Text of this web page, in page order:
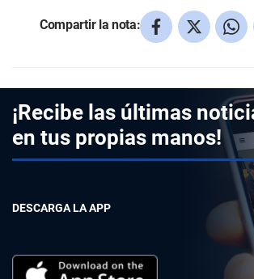
Compartir la nota:
¡Recibe las últimas
en tus propias manos!
DESCARGA LA APP